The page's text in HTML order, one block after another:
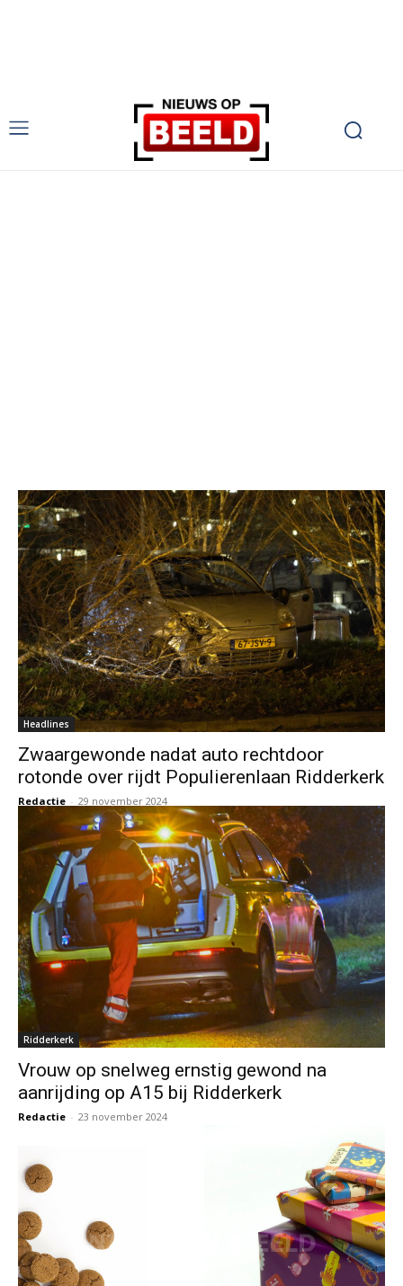
Headlines
Zwaargewonde nadat auto rechtdoor
rotonde over rijdt Populierenlaan Ridderkerk
Redactie - 29 november 2024
Ridderkerk
Vrouw op snelweg ernstig gewond na
aanrijding op A15 bij Ridderkerk
Redactie - 23 november 2024